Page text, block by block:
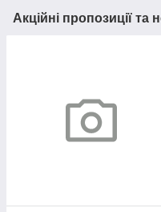
Акційні пропозиції та